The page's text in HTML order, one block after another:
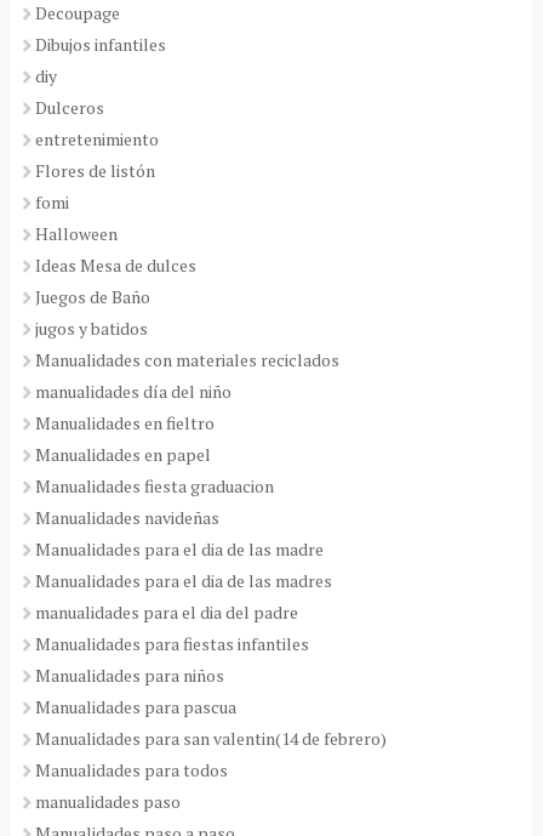
Decoupage
Dibujos infantiles
diy
Dulceros
entretenimiento
Flores de listón
fomi
Halloween
Ideas Mesa de dulces
Juegos de Baño
jugos y batidos
Manualidades con materiales reciclados
manualidades día del niño
Manualidades en fieltro
Manualidades en papel
Manualidades fiesta graduacion
Manualidades navideñas
Manualidades para el dia de las madre
Manualidades para el dia de las madres
manualidades para el dia del padre
Manualidades para fiestas infantiles
Manualidades para niños
Manualidades para pascua
Manualidades para san valentin(14 de febrero)
Manualidades para todos
manualidades paso